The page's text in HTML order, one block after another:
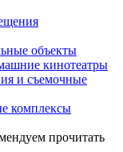
объекты
кинотеатры
и съемочные
комплексы
прочитать